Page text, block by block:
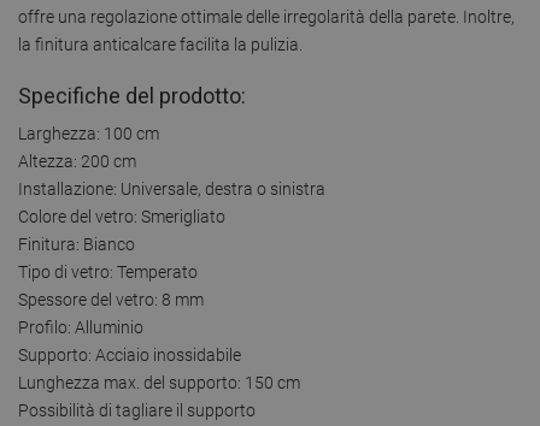
offre una regolazione ottimale delle irregolarità della parete. Inoltre,
la finitura anticalcare facilita la pulizia.
Specifiche del prodotto:
Larghezza: 100 cm
Altezza: 200 cm
Installazione: Universale, destra o sinistra
Colore del vetro: Smerigliato
Finitura: Bianco
Tipo di vetro: Temperato
Spessore del vetro: 8 mm
Profilo: Alluminio
Supporto: Acciaio inossidabile
Lunghezza max. del supporto: 150 cm
Possibilità di tagliare il supporto